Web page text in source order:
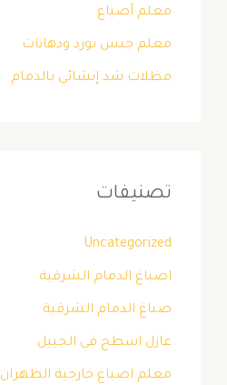
معلم أصباغ
معلم جبس بورد ودهانات
مظلات شد إنشائي بالدمام
تصنيفات
Uncategorized
اصباغ الدمام الشرقية
صباغ الدمام الشرقية
عازل اسطح في الجبيل
معلم اصباغ خارجية الظهران